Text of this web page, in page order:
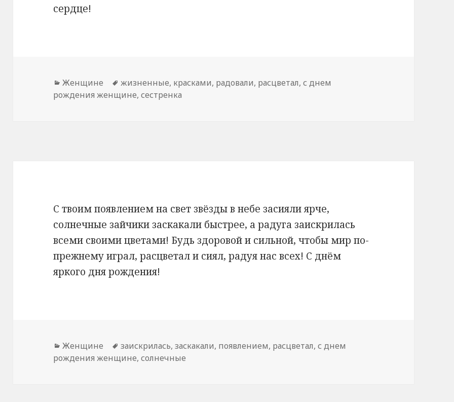
сердце!
Рубрики
Женщине Метки
жизненные, красками, радовали, расцветал,с днем
рождения женщине,сестренка
С твоим появлением на свет звёзды в небе засияли ярче,
солнечные зайчики заскакали быстрее, а радуга заискрилась
всеми своими цветами! Будь здоровой и сильной, чтобы мир по-
прежнему играл, расцветал и сиял, радуя нас всех! С днём
яркого дня рождения!
Рубрики
Женщине Метки
заискрилась,заскакали, появлением, расцветал,с днем
рождения женщине,солнечные